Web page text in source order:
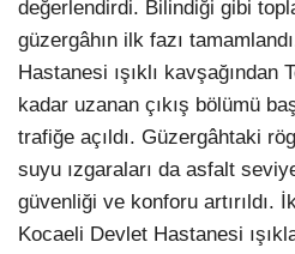
değerlendirdi. Bilindiği gibi
güzergâhın ilk fazı
Hastanesi ışıklı kavşağından
kadar uzanan çıkış bölümü
trafiğe açıldı. Güzergâhtaki
suyu ızgaraları da asfalt
güvenliği ve konforu artırıldı.
Kocaeli Devlet Hastanesi